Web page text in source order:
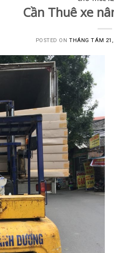
Cần Thuê xe
POSTED ONTHÁNG TÁM